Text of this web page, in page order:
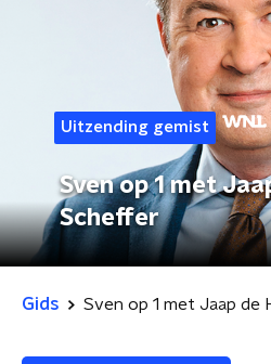
Uitzending gemist
Sven op 1 met
Scheffer
Gids Sven op 1 met Jaap de